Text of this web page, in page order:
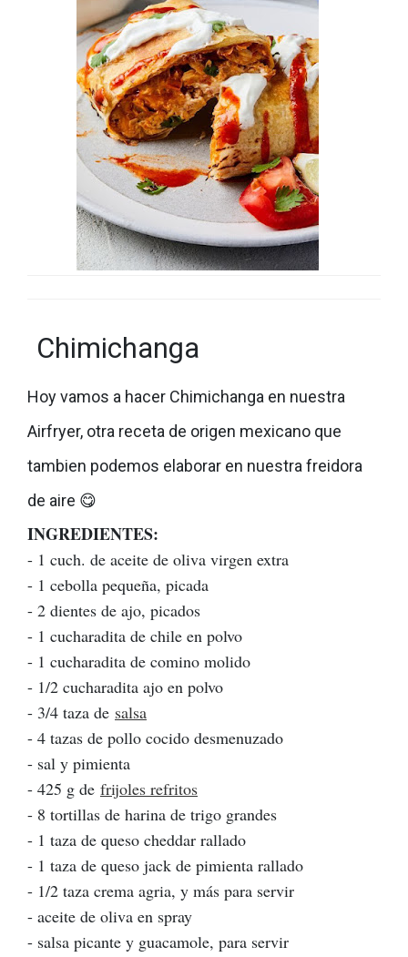
Chimichanga
Hoy vamos a hacer Chimichanga en nuestra
Airfryer, otra receta de origen mexicano que
tambien podemos elaborar en nuestra freidora
de aire 😋
INGREDIENTES:
- 1 cuch. de aceite de oliva virgen extra
- 1 cebolla pequeña, picada
- 2 dientes de ajo, picados
- 1 cucharadita de chile en polvo
- 1 cucharadita de comino molido
- 1/2 cucharadita ajo en polvo
- 3/4 taza de salsa
- 4 tazas de pollo cocido desmenuzado
- sal y pimienta
- 425 g de frijoles refritos
- 8 tortillas de harina de trigo grandes
- 1 taza de queso cheddar rallado
- 1 taza de queso jack de pimienta rallado
- 1/2 taza crema agria, y más para servir
- aceite de oliva en spray
- salsa picante y guacamole, para servir